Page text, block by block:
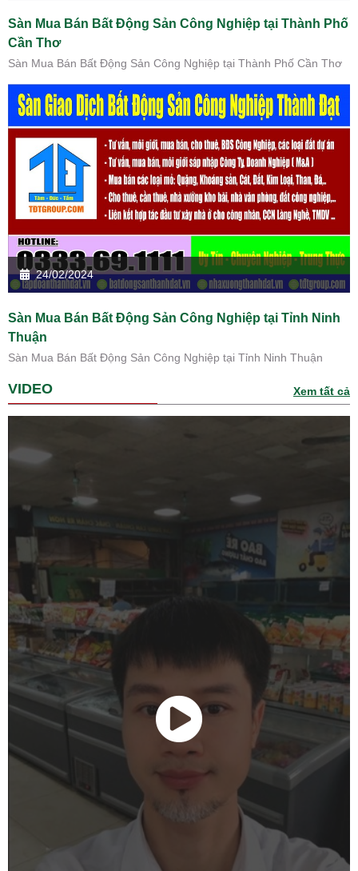
Sàn Mua Bán Bất Động Sản Công Nghiệp tại Thành Phố
Cần Thơ
Sàn Mua Bán Bất Động Sản Công Nghiệp tại Thành Phố Cần Thơ
24/02/2024
Sàn Mua Bán Bất Động Sản Công Nghiệp tại Tỉnh Ninh
Thuận
Sàn Mua Bán Bất Động Sản Công Nghiệp tại Tỉnh Ninh Thuận
VIDEO Xem tất cả